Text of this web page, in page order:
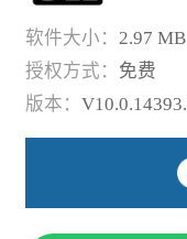
软件大小：2.97 MB
授权方式： 免费
版本：